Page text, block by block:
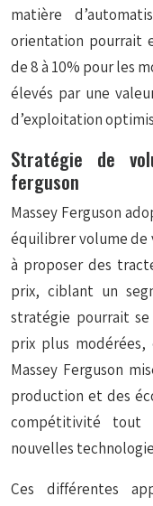
matière
orientation pourrait
de 8 à 10% pour les
élevés par une
d’exploitation
Stratégie de
ferguson
Massey Ferguson
équilibrer volume de
à proposer des
prix, ciblant un
stratégie pourrait
prix plus
Massey Ferguson
production et des
compétitivité tout
nouvelles
Ces différentes